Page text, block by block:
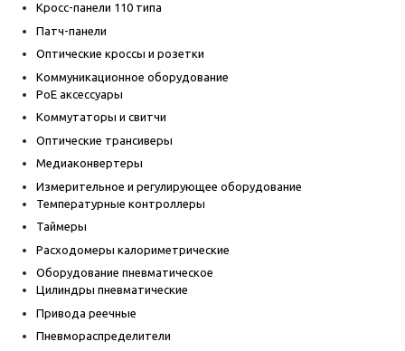
Кросс-панели 110 типа
Патч-панели
Оптические кроссы и розетки
Коммуникационное оборудование
PoE аксессуары
Коммутаторы и свитчи
Оптические трансиверы
Медиаконвертеры
Измерительное и регулирующее оборудование
Температурные контроллеры
Таймеры
Расходомеры калориметрические
Оборудование пневматическое
Цилиндры пневматические
Привода реечные
Пневмораспределители